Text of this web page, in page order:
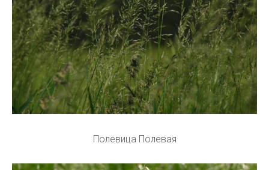
Полевица Полевая